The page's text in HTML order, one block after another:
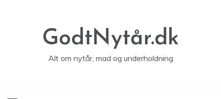
GodtNytår.dk
Alt om nytår, mad og underholdning